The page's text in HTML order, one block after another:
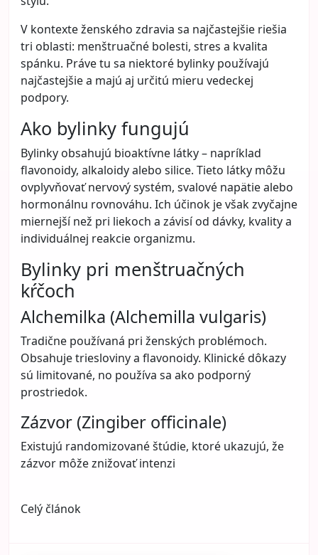
V kontexte ženského zdravia sa najčastejšie riešia
tri oblasti: menštruačné bolesti, stres a kvalita
spánku. Práve tu sa niektoré bylinky používajú
najčastejšie a majú aj určitú mieru vedeckej
podpory.
Ako bylinky fungujú
Bylinky obsahujú bioaktívne látky – napríklad
flavonoidy, alkaloidy alebo silice. Tieto látky môžu
ovplyvňovať nervový systém, svalové napätie alebo
hormonálnu rovnováhu. Ich účinok je však zvyčajne
miernejší než pri liekoch a závisí od dávky, kvality a
individuálnej reakcie organizmu.
Bylinky pri menštruačných
kŕčoch
Alchemilka (Alchemilla vulgaris)
Tradične používaná pri ženských problémoch.
Obsahuje triesloviny a flavonoidy. Klinické dôkazy
sú limitované, no používa sa ako podporný
prostriedok.
Zázvor (Zingiber officinale)
Existujú randomizované štúdie, ktoré ukazujú, že
zázvor môže znižovať intenzi
Celý článok